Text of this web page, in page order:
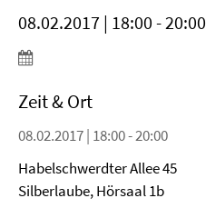
08.02.2017 | 18:00 - 20:00
Zeit & Ort
08.02.2017 | 18:00 - 20:00
Habelschwerdter Allee 45
Silberlaube, Hörsaal 1b